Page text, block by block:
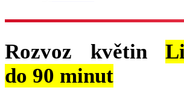
Rozvoz květin
do 90 minut